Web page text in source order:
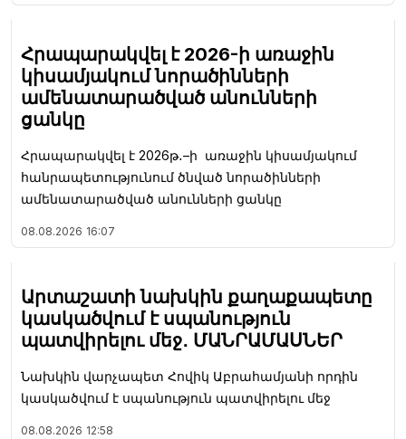
Հրապարակվել է 2026-ի առաջին
կիսամյակում նորածինների
ամենատարածված անունների
ցանկը
Հրապարակվել է 2026թ․–ի առաջին կիսամյակում
հանրապետությունում ծնված նորածինների
ամենատարածված անունների ցանկը
08.08.2026 16:07
Արտաշատի նախկին քաղաքապետը
կասկածվում է սպանություն
պատվիրելու մեջ․ ՄԱՆՐԱՄԱՍՆԵՐ
Նախկին վարչապետ Հովիկ Աբրահամյանի որդին
կասկածվում է սպանություն պատվիրելու մեջ
08.08.2026 12:58